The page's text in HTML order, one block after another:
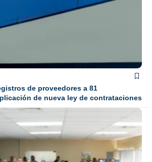
de proveedores a 81
de nueva ley de contrataciones